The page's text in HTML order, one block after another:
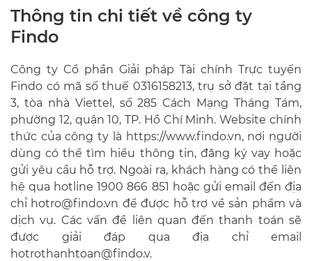
Thông tin chi tiết về công ty
Findo
Công ty Cổ phần Giải pháp Tài chính Trực tuyến
Findo có mã số thuế 0316158213, trụ sở đặt tại tầng
3, tòa nhà Viettel, số 285 Cách Mạng Tháng Tám,
phường 12, quận 10, TP. Hồ Chí Minh. Website chính
thức của công ty là https://www.findo.vn, nơi người
dùng có thể tìm hiểu thông tin, đăng ký vay hoặc
gửi yêu cầu hỗ trợ. Ngoài ra, khách hàng có thể liên
hệ qua hotline 1900 866 851 hoặc gửi email đến địa
chỉ hotro@findo.vn để được hỗ trợ về sản phẩm và
dịch vụ. Các vấn đề liên quan đến thanh toán sẽ
được giải đáp qua địa chỉ email
hotrothanhtoan@findo.v.